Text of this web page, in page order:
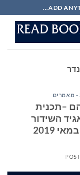
ADD
- מאמרים
–תכנית
השידור